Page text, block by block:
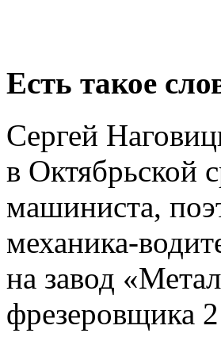
Есть такое
Сергей
в Октябрьской
машиниста,
механика-
на завод
фрезеровщика